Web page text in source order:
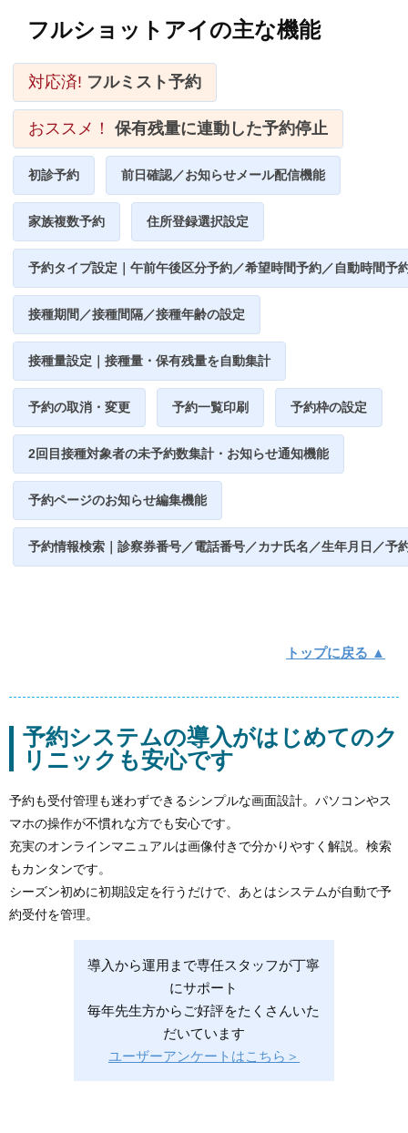
フルショットアイの主な機能
対応済! フルミスト予約
おススメ！ 保有残量に連動した予約停止
初診予約 前日確認／お知らせメール配信機能
家族複数予約 住所登録選択設定
予約タイプ設定｜午前午後区分予約／希望時間予約／自動時間予
接種期間／接種間隔／接種年齢の設定
接種量設定｜接種量・保有残量を自動集計
予約の取消・変更 予約一覧印刷 予約枠の設定
2回目接種対象者の未予約数集計・お知らせ通知機能
予約ページのお知らせ編集機能
予約情報検索｜診察券番号／電話番号／カナ氏名／生年月日／予
トップに戻る ▲
予約システムの導入がはじめてのク
リニックも安心です
予約も受付管理も迷わずできるシンプルな画面設計。パソコンやス
マホの操作が不慣れな方でも安心です。
充実のオンラインマニュアルは画像付きで分かりやすく解説。検索
もカンタンです。
シーズン初めに初期設定を行うだけで、あとはシステムが自動で予
約受付を管理。
導入から運用まで専任スタッフが丁寧
にサポート
毎年先生方からご好評をたくさんいた
だいています
ユーザーアンケートはこちら＞